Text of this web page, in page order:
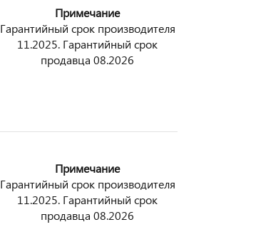
Примечание
Гарантийный срок производителя
11.2025. Гарантийный срок
продавца 08.2026
Примечание
Гарантийный срок производителя
11.2025. Гарантийный срок
продавца 08.2026